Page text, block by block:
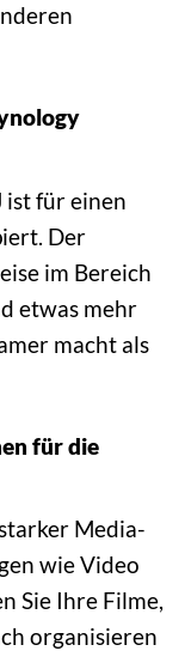
ist für einen
Der
im Bereich
etwas mehr
macht als
für die
Media-
wie Video
Sie Ihre Filme,
organisieren